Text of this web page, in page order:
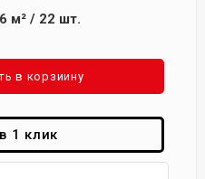
м²/ 22 шт.
в корзиину
1 клик